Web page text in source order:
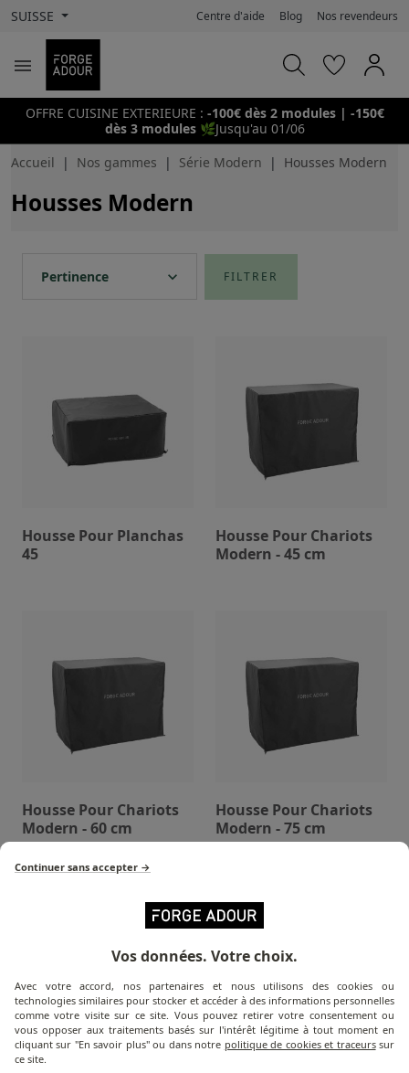
SUISSE Centre d'aide Blog Nos revendeurs

OFFRE CUISINE EXTERIEURE : -100€ dès 2 modules | -150€
dès 3 modules 🌿Jusqu'au 01/06
Accueil
Nos gammes Série Modern Housses Modern
Housses Modern
Pertinence expand_more FILTRER
Housse Pour Planchas
45
Housse Pour Chariots
Modern - 45 cm
Housse Pour Chariots
Modern - 60 cm
Housse Pour Chariots
Modern - 75 cm
Continuer sans accepter →
Vos données. Votre choix.
Avec votre accord, nos partenaires et nous utilisons des cookies ou
technologies similaires pour stocker et accéder à des informations personnelles
comme votre visite sur ce site. Vous pouvez retirer votre consentement ou
vous opposer aux traitements basés sur l'intérêt légitime à tout moment en
cliquant sur "En savoir plus" ou dans notre politique de cookies et traceurssur
ce site.